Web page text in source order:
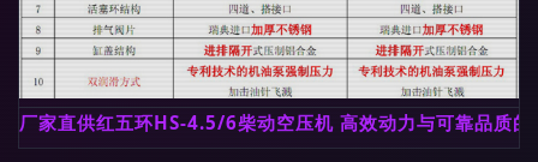
厂家直供红五环HS-4.5/6柴动空压机 高效动力与可靠品质的